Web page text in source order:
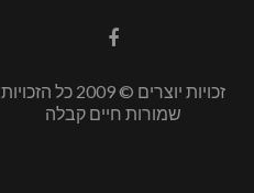
Facebook
זכויות יוצרים © 2009 כל הזכויות
שמורות חיים קבלה